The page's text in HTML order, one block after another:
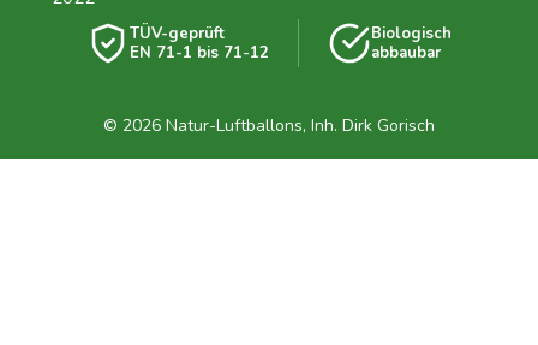
TÜV-geprüft
EN 71-1 bis 71-12
Biologisch
abbaubar
© 2026 Natur-Luftballons, Inh. Dirk Gorisch